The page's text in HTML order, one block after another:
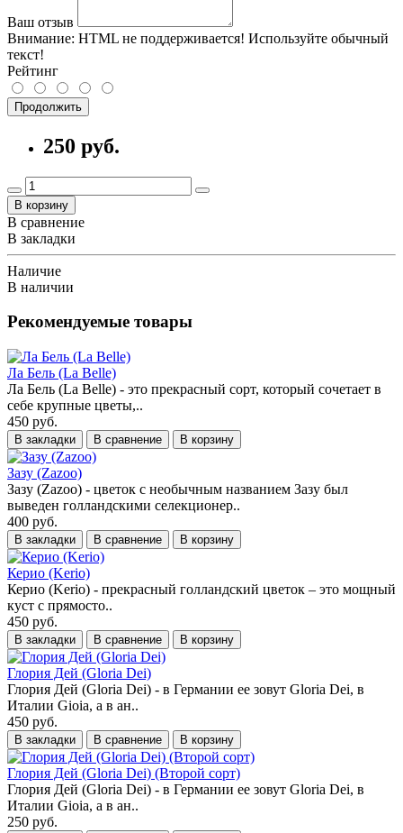
Ваш отзыв
Внимание: HTML не поддерживается! Используйте обычный
текст!
Рейтинг
Продолжить
250 руб.
В корзину
В сравнение
В закладки
Наличие
В наличии
Рекомендуемые товары
Ла Бель (La Belle)
Ла Бель (La Belle) - это прекрасный сорт, который сочетает в
себе крупные цветы,..
450 руб.
В закладки В сравнение В корзину
Зазу (Zazoo)
Зазу (Zazoo) - цветок с необычным названием Зазу был
выведен голландскими селекционер..
400 руб.
В закладки В сравнение В корзину
Керио (Kerio)
Керио (Kerio) - прекрасный голландский цветок – это мощный
куст с прямосто..
450 руб.
В закладки В сравнение В корзину
Глория Дей (Gloria Dei)
Глория Дей (Gloria Dei) - в Германии ее зовут Gloria Dei, в
Италии Gioia, а в ан..
450 руб.
В закладки В сравнение В корзину
Глория Дей (Gloria Dei) (Второй сорт)
Глория Дей (Gloria Dei) - в Германии ее зовут Gloria Dei, в
Италии Gioia, а в ан..
250 руб.